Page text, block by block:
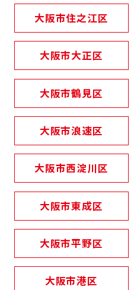
大阪市住之江区
大阪市大正区
大阪市鶴見区
大阪市浪速区
大阪市西淀川区
大阪市東成区
大阪市平野区
大阪市港区